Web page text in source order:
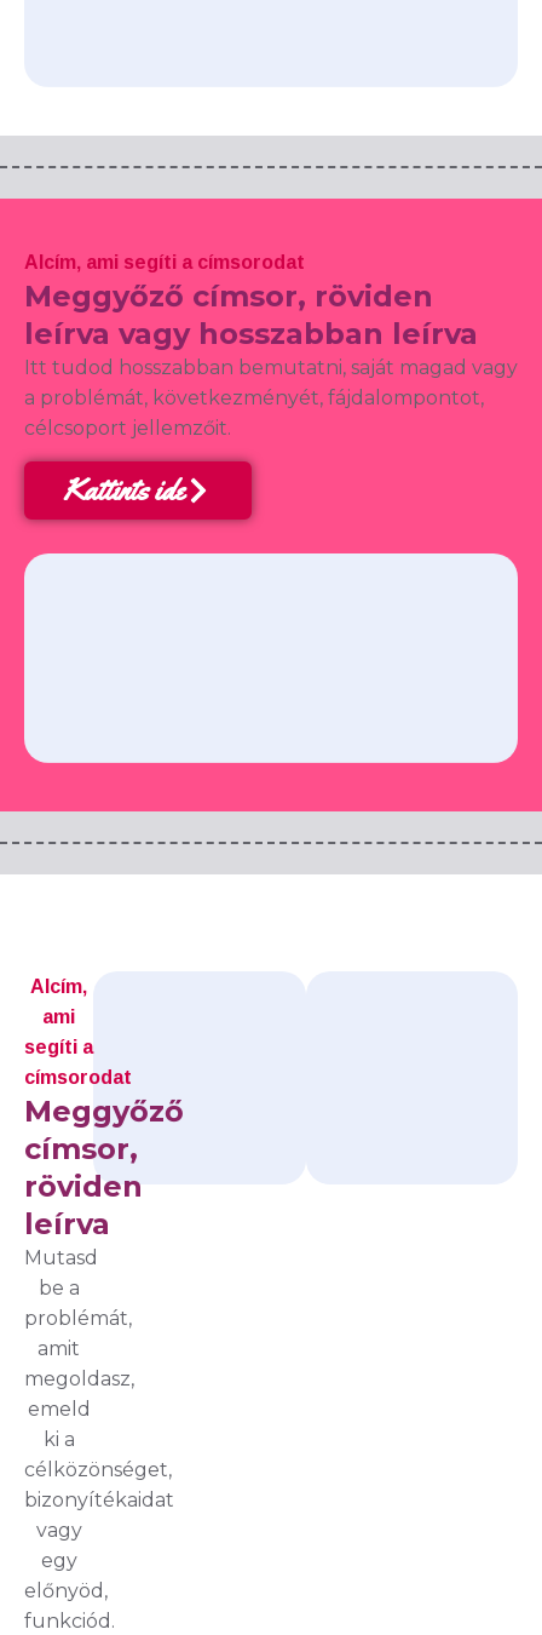
Alcím, ami segíti a címsorodat
Meggyőző címsor, röviden
leírva vagy hosszabban leírva
Itt tudod hosszabban bemutatni, saját magad vagy
a problémát, következményét, fájdalompontot,
célcsoport jellemzőit.
Kattints ide
Alcím,
ami
segíti a
címsorodat
Meggyőző
címsor,
röviden
leírva
Mutasd
be a
problémát,
amit
megoldasz,
emeld
ki a
célközönséget,
bizonyítékaidat
vagy
egy
előnyöd,
funkciód.